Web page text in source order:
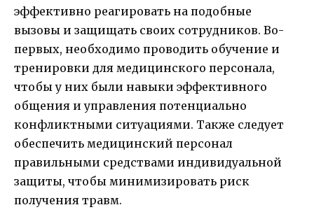
эффективно реагировать на подобные
вызовы и защищать своих сотрудников. Во-
первых, необходимо проводить обучение и
тренировки для медицинского персонала,
чтобы у них были навыки эффективного
общения и управления потенциально
конфликтными ситуациями. Также следует
обеспечить медицинский персонал
правильными средствами индивидуальной
защиты, чтобы минимизировать риск
получения травм.